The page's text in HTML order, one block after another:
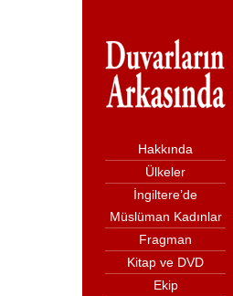
Hakkında
Ülkeler
İngiltere’de
Müslüman Kadınlar
Fragman
Kitap ve DVD
Ekip